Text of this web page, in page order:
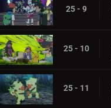
25 - 9
25 - 10
25 - 11